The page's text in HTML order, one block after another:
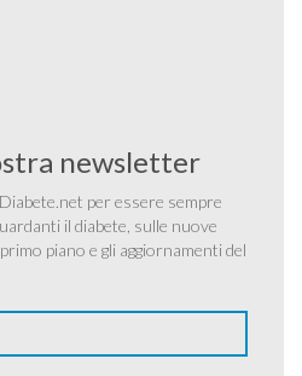
newsletter
per essere sempre
il diabete, sulle nuove
piano e gli aggiornamenti del